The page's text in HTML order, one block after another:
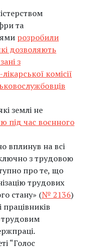
та
розробили
дозволяють
з
комісії
землі не
під час воєнного
вплинув на всі
з трудовою
про те, що
трудових
стану» (№ 2136)
трудовим
“Голос